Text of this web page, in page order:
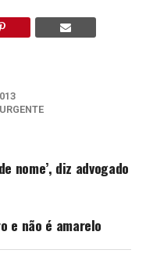
nome’, diz advogado
e não é amarelo